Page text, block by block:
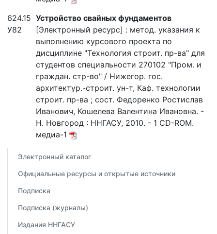
624.15
У82
Устройство свайных фундаментов
[Электронный ресурс] : метод. указания к
выполнению курсового проекта по
дисциплине "Технология строит. пр-ва" для
студентов специальности 270102 "Пром. и
граждан. стр-во" / Нижегор. гос.
архитектур.-строит. ун-т, Каф. технологии
строит. пр-ва ; сост. Федоренко Ростислав
Иванович, Кошелева Валентина Ивановна. -
Н. Новгород : ННГАСУ, 2010. - 1 CD-ROM.
медиа-1
Электронный каталог
Официальные ресурсы и открытые источники
Подписка
Подписка (журналы)
Издания ННГАСУ